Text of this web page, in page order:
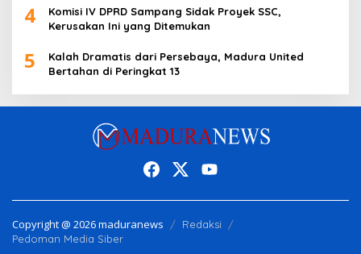
4
Komisi IV DPRD Sampang Sidak Proyek SSC,
Kerusakan Ini yang Ditemukan
5
Kalah Dramatis dari Persebaya, Madura United
Bertahan di Peringkat 13
Copyright @ 2026 maduranews
Redaksi
Pedoman Media Siber